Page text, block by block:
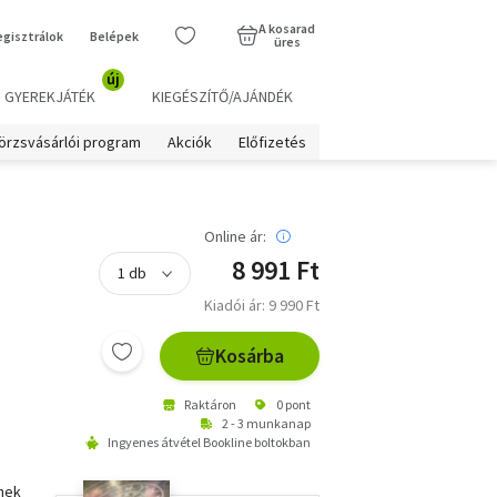
Belépek
A kosarad
üres
GYEREKJÁTÉK
új
KIEGÉSZÍTŐ/AJÁNDÉK
program Akciók Előfizetés
Online ár:
8 991 Ft
Kiadói ár: 9 990 Ft
Kosárba
Raktáron
0 pont
2 - 3 munkanap
Ingyenes átvétel Bookline boltokban